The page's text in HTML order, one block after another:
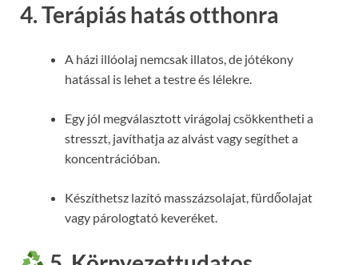
4. Terápiás hatás otthonra
A házi illóolaj nemcsak illatos, de jótékony
hatással is lehet a testre és lélekre.
Egy jól megválasztott virágolaj csökkentheti a
stresszt, javíthatja az alvást vagy segíthet a
koncentrációban.
Készíthetsz lazító masszázsolajat, fürdőolajat
vagy párologtató keveréket.